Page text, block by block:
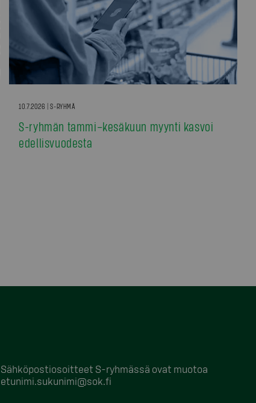
10.7.2026 | S-RYHMÄ
S-ryhmän tammi–kesäkuun myynti kasvoi
edellisvuodesta
Sähköpostiosoitteet S-ryhmässä ovat muotoa
etunimi.sukunimi@sok.fi